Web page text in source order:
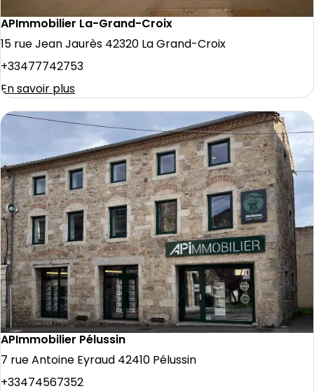
APImmobilier La-Grand-Croix
15 rue Jean Jaurès 42320 La Grand-Croix
+33477742753
En savoir plus
APImmobilier Pélussin
7 rue Antoine Eyraud 42410 Pélussin
+33474567352